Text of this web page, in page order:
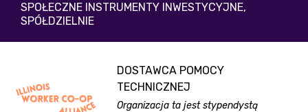
SPOŁECZNE INSTRUMENTY INWESTYCYJNE,
SPÓŁDZIELNIE
DOSTAWCA POMOCY
TECHNICZNEJ
Organizacja ta jest stypendystą